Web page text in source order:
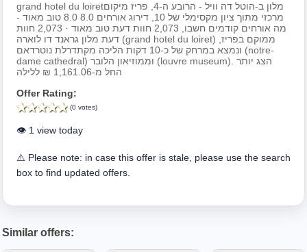
grand hotel du loiretמלון ב-הוטל דה וויל - הרובע ה-4, פריז מיקום
מרכזי מתוך ציון מקסימלי של 10, דירוג אורחים 8.0 8.0 טוב מאוד -
מה אורחים קודמים חשבו, 2,073 חוות דעת טוב מאוד · 2,073 חוות
דעת מלון גראנד דו לוארה (grand hotel du loiret) ממוקם בפריז,
ונמצא במרחק של כ-10 דקות הליכה מקתדרלת נוטרדאם (notre-
dame cathedral) וממוזיאון הלובר (louvre museum). הצג יותר
החל מ-1,161.06 ₪ ללילה
Offer Rating:
(0 votes)
👁️ 1 view today
⚠️ Please note: in case this offer is stale, please use the search
box to find updated offers.
Similar offers: